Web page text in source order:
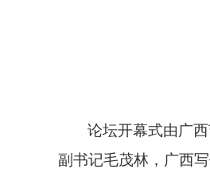
论坛开幕式由广
副书记毛茂林，广西